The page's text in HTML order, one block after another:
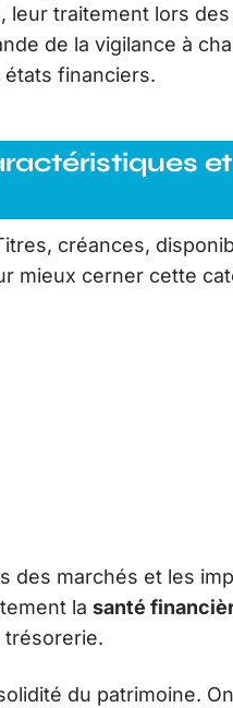
leur traitement lors
de la vigilance à
financiers.
créances,
mieux cerner cette
des marchés et les
la santé
trésorerie.
du patrimoine.